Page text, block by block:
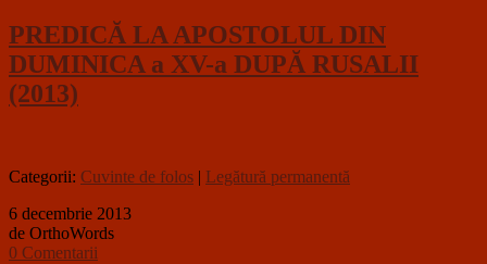
PREDICĂ LA APOSTOLUL DIN
DUMINICA a XV-a DUPĂ RUSALII
(2013)
Categorii: Cuvinte de folos | Legătură permanentă
6 decembrie 2013
de OrthoWords
0 Comentarii